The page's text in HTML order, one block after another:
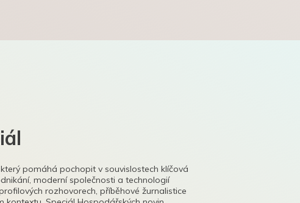
pomáhá pochopit v souvislostech klíčová
moderní společnosti a technologií
rozhovorech, příběhové žurnalistice